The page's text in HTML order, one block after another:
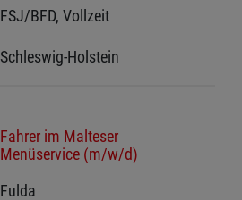
FSJ/BFD, Vollzeit
Schleswig-Holstein
Fahrer im Malteser
Menüservice (m/w/d)
Fulda